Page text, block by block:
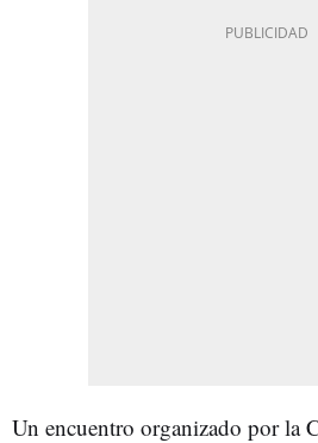
Un encuentro organizado por la